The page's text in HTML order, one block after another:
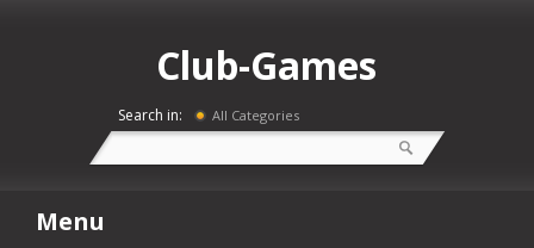
Club-Games
Search in: All Categories
Menu